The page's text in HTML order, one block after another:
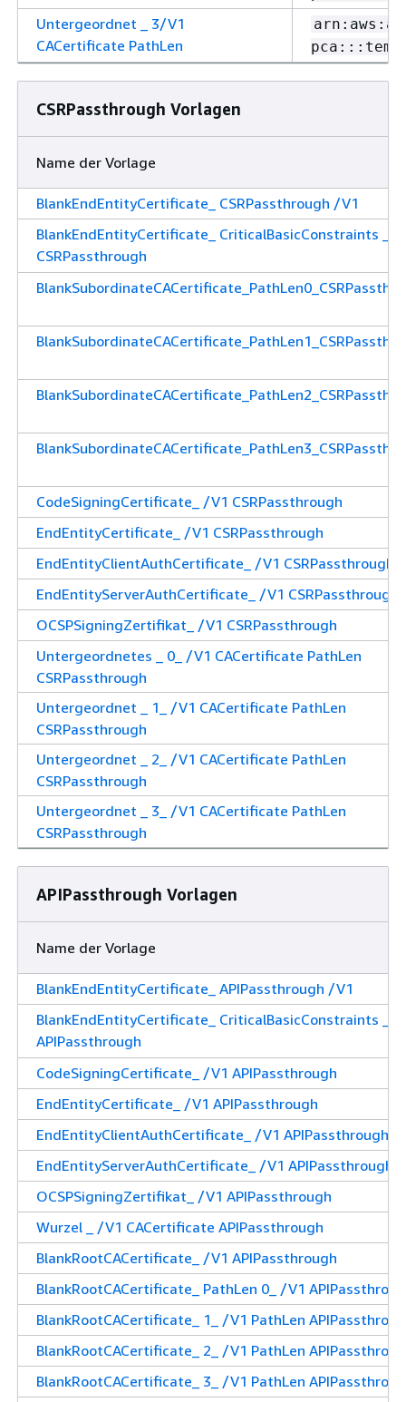
Untergeordnet _ 3/V1
CACertificate PathLen
CSRPassthrough Vorlagen
Name der Vorlage
BlankEndEntityCertificate_ CSRPassthrough /V1
BlankEndEntityCertificate_ CriticalBasicConstraints _ /
CSRPassthrough
CodeSigningCertificate_ /V1 CSRPassthrough
EndEntityCertificate_ /V1 CSRPassthrough
EndEntityClientAuthCertificate_ /V1 CSRPassthrough
EndEntityServerAuthCertificate_ /V1 CSRPassthrough
OCSPSigningZertifikat_ /V1 CSRPassthrough
Untergeordnetes _ 0_ /V1 CACertificate PathLen
CSRPassthrough
Untergeordnet _ 1_ /V1 CACertificate PathLen
CSRPassthrough
Untergeordnet _ 2_ /V1 CACertificate PathLen
CSRPassthrough
Untergeordnet _ 3_ /V1 CACertificate PathLen
CSRPassthrough
APIPassthrough Vorlagen
Name der Vorlage
BlankEndEntityCertificate_ APIPassthrough /V1
BlankEndEntityCertificate_ CriticalBasicConstraints _ /
APIPassthrough
CodeSigningCertificate_ /V1 APIPassthrough
EndEntityCertificate_ /V1 APIPassthrough
EndEntityClientAuthCertificate_ /V1 APIPassthrough
EndEntityServerAuthCertificate_ /V1 APIPassthrough
OCSPSigningZertifikat_ /V1 APIPassthrough
Wurzel _ /V1 CACertificate APIPassthrough
BlankRootCACertificate_ /V1 APIPassthrough
BlankRootCACertificate_ PathLen 0_ /V1
BlankRootCACertificate_ 1_ /V1 PathLen
BlankRootCACertificate_ 2_ /V1 PathLen
BlankRootCACertificate_ 3_ /V1 PathLen